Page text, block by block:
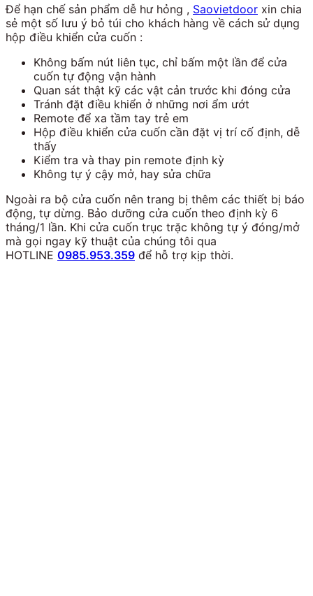
Để hạn chế sản phẩm dễ hư hỏng , Saovietdoor xin chia
sẻ một số lưu ý bỏ túi cho khách hàng về cách sử dụng
hộp điều khiển cửa cuốn :
Không bấm nút liên tục, chỉ bấm một lần để cửa
cuốn tự động vận hành
Quan sát thật kỹ các vật cản trước khi đóng cửa
Tránh đặt điều khiển ở những nơi ẩm ướt
Remote để xa tầm tay trẻ em
Hộp điều khiển cửa cuốn cần đặt vị trí cố định, dễ
thấy
Kiểm tra và thay pin remote định kỳ
Không tự ý cậy mở, hay sửa chữa
Ngoài ra bộ cửa cuốn nên trang bị thêm các thiết bị báo
động, tự dừng. Bảo dưỡng cửa cuốn theo định kỳ 6
tháng/1 lần. Khi cửa cuốn trục trặc không tự ý đóng/mở
mà gọi ngay kỹ thuật của chúng tôi qua
HOTLINE 0985.953.359 để hỗ trợ kịp thời.